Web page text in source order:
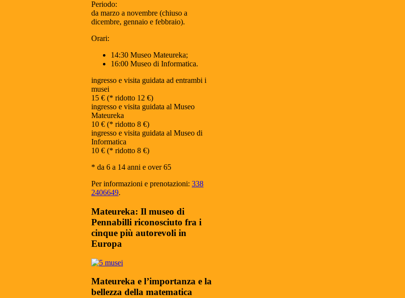
Periodo:
da marzo a novembre (chiuso a
dicembre, gennaio e febbraio).
Orari:
14:30 Museo Mateureka;
16:00 Museo di Informatica.
ingresso e visita guidata ad entrambi i
musei
15 € (* ridotto 12 €)
ingresso e visita guidata al Museo
Mateureka
10 € (* ridotto 8 €)
ingresso e visita guidata al Museo di
Informatica
10 € (* ridotto 8 €)
* da 6 a 14 anni e over 65
Per informazioni e prenotazioni: 338
2406649.
Mateureka: Il museo di
Pennabilli riconosciuto fra i
cinque più autorevoli in
Europa
Mateureka e l’importanza e la
bellezza della matematica